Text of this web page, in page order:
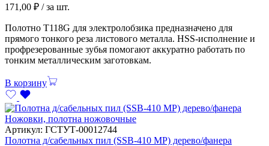
171,00 ₽ / за шт.
Полотно T118G для электролобзика предназначено для
прямого тонкого реза листового металла. HSS-исполнение и
профрезерованные зубья помогают аккуратно работать по
тонким металлическим заготовкам.
В корзину
Ножовки, полотна ножовочные
Артикул: ГСТУТ-00012744
Полотна д/сабельных пил (SSB-410 МР) дерево/фанера